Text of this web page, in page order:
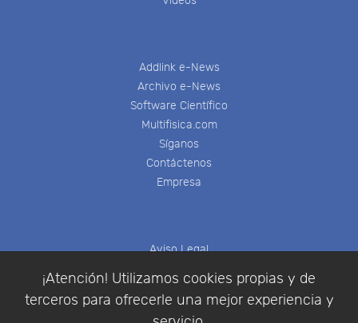
¡Atención! Utilizamos cookies propias y de
terceros para ofrecerle una mejor experiencia y
Addlink e-News
Archivo e-News
Software Científico
Multifisica.com
Síganos
Contáctenos
Empresa
Aviso Legal
Política de Privacidad
Condiciones de compra